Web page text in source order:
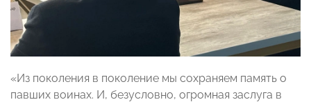
«Из поколения в поколение мы сохраняем память о
павших воинах. И, безусловно, огромная заслуга в